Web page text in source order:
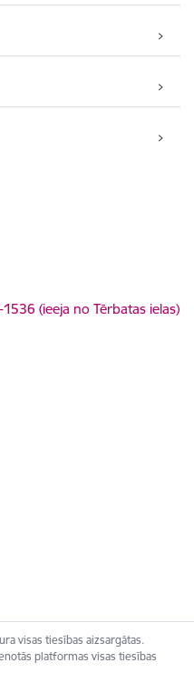
(ieeja no Tērbatas ielas)
visas tiesības aizsargātas.
platformas visas tiesības